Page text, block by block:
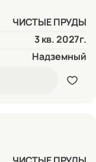
ЧИСТЫЕ ПРУДЫ
3 кв. 2027г.
Надземный